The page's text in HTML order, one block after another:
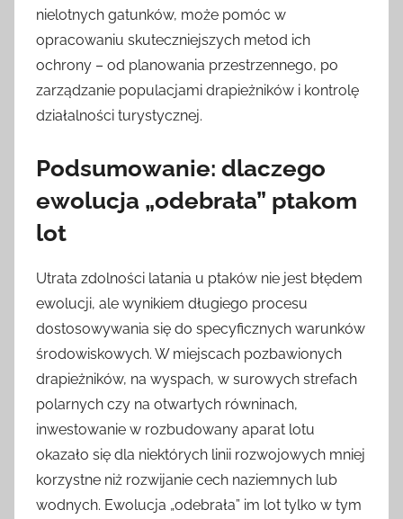
nielotnych gatunków, może pomóc w
opracowaniu skuteczniejszych metod ich
ochrony – od planowania przestrzennego, po
zarządzanie populacjami drapieżników i kontrolę
działalności turystycznej.
Podsumowanie: dlaczego
ewolucja „odebrała” ptakom
lot
Utrata zdolności latania u ptaków nie jest błędem
ewolucji, ale wynikiem długiego procesu
dostosowywania się do specyficznych warunków
środowiskowych. W miejscach pozbawionych
drapieżników, na wyspach, w surowych strefach
polarnych czy na otwartych równinach,
inwestowanie w rozbudowany aparat lotu
okazało się dla niektórych linii rozwojowych mniej
korzystne niż rozwijanie cech naziemnych lub
wodnych. Ewolucja „odebrała” im lot tylko w tym